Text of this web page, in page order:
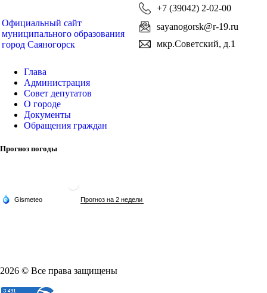
Официальный сайт
муниципального образования
город Саяногорск
+7 (39042) 2-02-00
sayanogorsk@r-19.ru
мкр.Советский, д.1
Глава
Администрация
Совет депутатов
О городе
Документы
Обращения граждан
Прогноз погоды
2026 © Все права защищены